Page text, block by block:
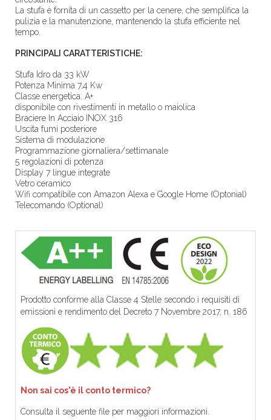
La stufa è fornita di un cassetto per la cenere, che semplifica la
pulizia e la manutenzione, mantenendo la stufa efficiente nel
tempo.
PRINCIPALI CARATTERISTICHE:
Stufa Idro da 33 kW
Potenza Minima 7,4 Kw
Classe energetica: A+
disponibile con rivestimenti in metallo o maiolica
Braciere In Acciaio INOX 316
Uscita fumi posteriore
Sistema di modulazione
Programmazione giornaliera/settimanale
5 regolazioni di potenza
Display 7 lingue integrate
Vetro ceramico
Wifi compatibile con Amazon Alexa e Google Home (Optonial)
Telecomando (Optional)
Prodotto conforme alla Classe 4 Stelle secondo i requisiti di
emissioni e rendimento del Decreto 7 Novembre 2017, n. 186
Non sai cos'è il conto termico?
Consulta il seguente file per maggiori informazioni.